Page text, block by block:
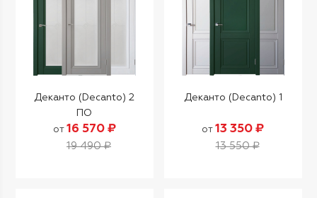
Деканто (Decanto) 2
ПО
от 16 570 ₽
19 490 ₽
Деканто (Decanto) 1
от 13 350 ₽
13 550 ₽